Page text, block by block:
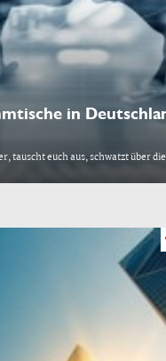
in
tauscht euch aus, schwatzt über